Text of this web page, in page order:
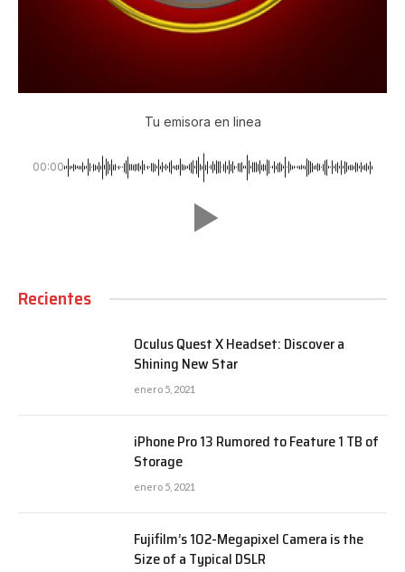
Tu emisora en linea
00:00
Recientes
Oculus Quest X Headset: Discover a
Shining New Star
enero 5, 2021
iPhone Pro 13 Rumored to Feature 1 TB of
Storage
enero 5, 2021
Fujifilm’s 102-Megapixel Camera is the
Size of a Typical DSLR